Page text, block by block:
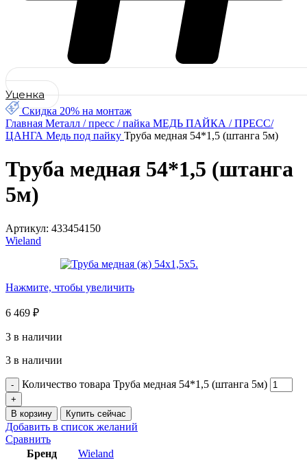
Уценка
Скидка 20% на монтаж
Главная Металл / пресс / пайка МЕДЬ ПАЙКА / ПРЕСС/
ЦАНГА Медь под пайку Труба медная 54*1,5 (штанга 5м)
Труба медная 54*1,5 (штанга
5м)
Артикул: 433454150
Wieland
Нажмите, чтобы увеличить
6 469 ₽
3 в наличии
3 в наличии
Количество товара Труба медная 54*1,5 (штанга 5м)
В корзину Купить сейчас
Добавить в список желаний
Сравнить
Бренд
Wieland